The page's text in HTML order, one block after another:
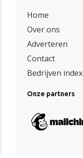
Home
Over ons
Adverteren
Contact
Bedrijven index
Onze partners